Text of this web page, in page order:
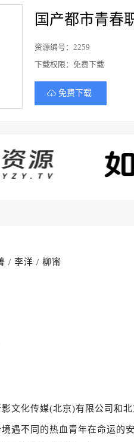
国产都市青春
资源编号：2259
下载权限：免费下载
免费下载
/ 李洋 / 柳甯
文化传媒(北京)有限公司和
境遇不同的热血青年在命运